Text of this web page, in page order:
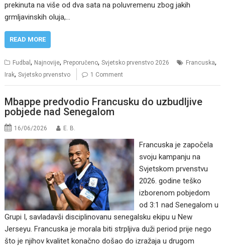
prekinuta na više od dva sata na poluvremenu zbog jakih
grmljavinskih oluja,…
READ MORE
Fudbal, Najnovije, Preporučeno,Svjetsko prvenstvo 2026 Francuska,
Irak,Svjetsko prvenstvo 1 Comment
Mbappe predvodio Francusku do uzbudljive
pobjede nad Senegalom
16/06/2026 E. B.
Francuska je započela
svoju kampanju na
Svjetskom prvenstvu
2026. godine teško
izborenom pobjedom
od 3:1 nad Senegalom u
Grupi I, savladavši disciplinovanu senegalsku ekipu u New
Jerseyu. Francuska je morala biti strpljiva duži period prije nego
što je njihov kvalitet konačno došao do izražaja u drugom